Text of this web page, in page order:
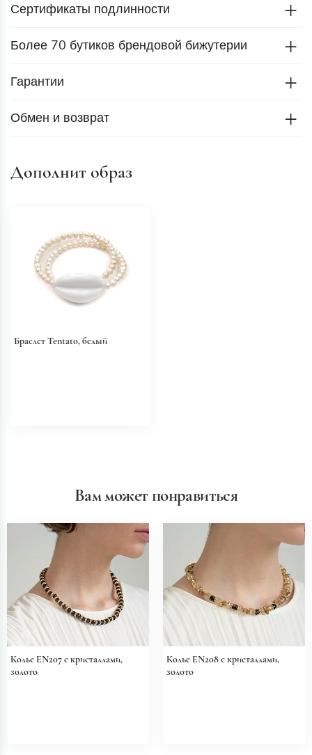
Сертификаты подлинности
Более 70 бутиков брендовой бижутерии
Гарантии
Обмен и возврат
Дополнит образ
Браслет Tentato, белый
Вам может понравиться
Колье EN207 с кристаллами,
золото
Колье EN208 с кристаллами,
золото